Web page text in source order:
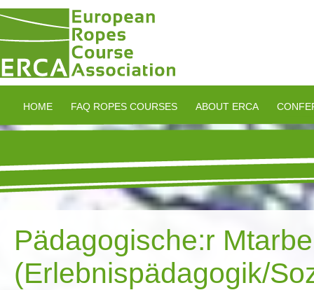
HOME FAQ ROPES COURSES ABOUT ERCA
Pädagogische:r
(Erlebnispädagogik/